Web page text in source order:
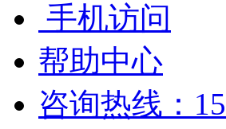
手机访问
帮助中心
咨询热线：